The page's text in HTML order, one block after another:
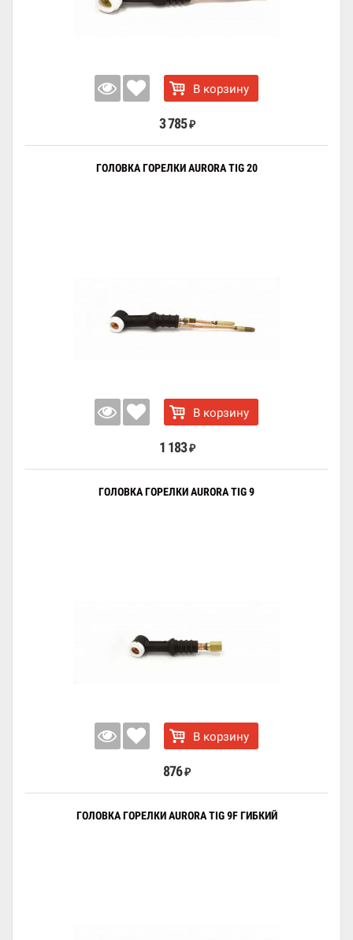
В корзину
3 785 ₽
ГОЛОВКА ГОРЕЛКИ AURORA TIG 20
В корзину
1 183 ₽
ГОЛОВКА ГОРЕЛКИ AURORA TIG 9
В корзину
876 ₽
ГОЛОВКА ГОРЕЛКИ AURORA TIG 9F ГИБКИЙ